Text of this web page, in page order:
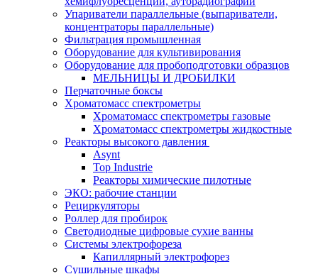
Упариватели параллельные (выпариватели,
концентраторы параллельные)
Фильтрация промышленная
Оборудование для культивирования
Оборудование для пробоподготовки образцов
МЕЛЬНИЦЫ И ДРОБИЛКИ
Перчаточные боксы
Хроматомасс спектрометры
Хроматомасс спектрометры газовые
Хроматомасс спектрометры жидкостные
Реакторы высокого давления
Asynt
Top Industrie
Реакторы химические пилотные
ЭКО: рабочие станции
Рециркуляторы
Роллер для пробирок
Светодиодные цифровые сухие ванны
Системы электрофореза
Капиллярный электрофорез
Сушильные шкафы